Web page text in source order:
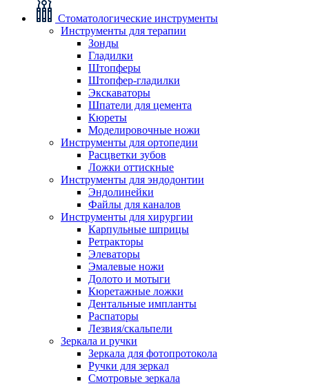
Стоматологические инструменты
Инструменты для терапии
Зонды
Гладилки
Штопферы
Штопфер-гладилки
Экскаваторы
Шпатели для цемента
Кюреты
Моделировочные ножи
Инструменты для ортопедии
Расцветки зубов
Ложки оттискные
Инструменты для эндодонтии
Эндолинейки
Файлы для каналов
Инструменты для хирургии
Карпульные шприцы
Ретракторы
Элеваторы
Эмалевые ножи
Долото и мотыги
Кюретажные ложки
Дентальные импланты
Распаторы
Лезвия/скальпели
Зеркала и ручки
Зеркала для фотопротокола
Ручки для зеркал
Смотровые зеркала